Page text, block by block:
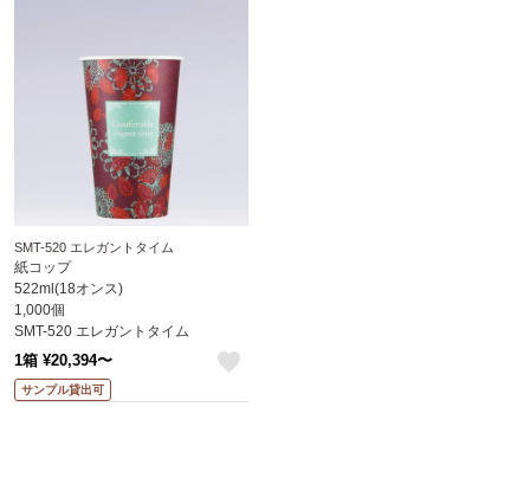
SMT-520 エレガントタイム
紙コップ
522ml(18オンス)
1,000個
SMT-520 エレガントタイム
1箱 ¥20,394〜
サンプル貸出可